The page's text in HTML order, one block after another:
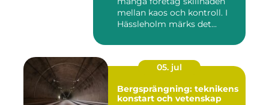
mellan kaos och kontroll. I
Hässleholm märks det...
05. jul
Bergsprängning: teknikens
konstart och vetenskap